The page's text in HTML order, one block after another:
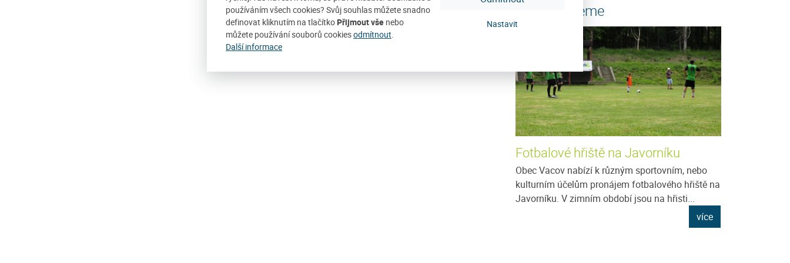
používáním všech cookies? Svůj souhlas můžete snadno
definovat kliknutím na tlačítko Přijmout vše nebo
můžete používání souborů cookiesodmítnout.
Další informace
Nastavit
Doporučujeme
Fotbalové hřiště na Javorníku
Obec Vacov nabízí k různým sportovním, nebo
kulturním účelům pronájem fotbalového hřiště na
Javorníku. V zimním období jsou na hřisti...
více